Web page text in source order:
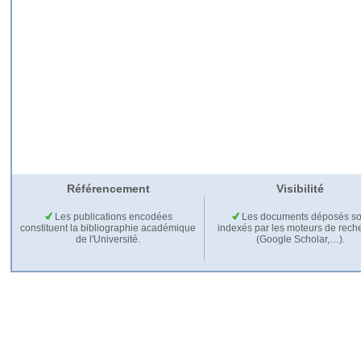
Référencement Visibilité
Les publications encodées
constituent la bibliographie académique
de l'Université.
Les documents déposés
indexés par les moteurs de
(Google Scholar,…).